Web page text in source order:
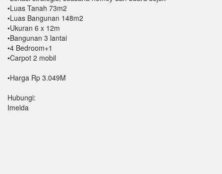
•Luas Tanah 73m2
•Luas Bangunan 148m2
•Ukuran 6 x 12m
•Bangunan 3 lantai
•4 Bedroom+1
•Carpot 2 mobil
•Harga Rp 3.049M
Hubungi:
Imelda